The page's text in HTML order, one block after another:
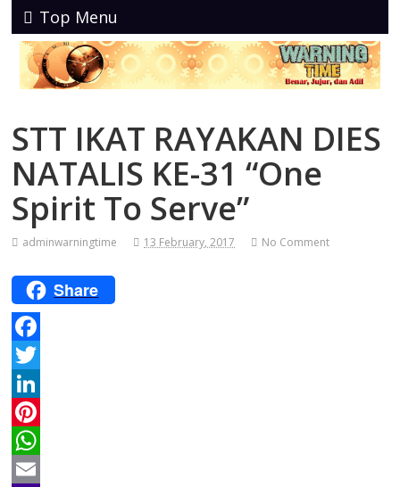
Top Menu
STT IKAT RAYAKAN DIES
NATALIS KE-31 “One
Spirit To Serve”
adminwarningtime 13 February, 2017 No Comment
Share
F
a
c
e
b
T
w
t
L
n
P
W